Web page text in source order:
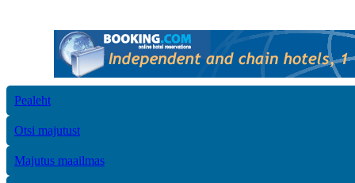
Pealeht
Otsi majutust
Majutus maailmas